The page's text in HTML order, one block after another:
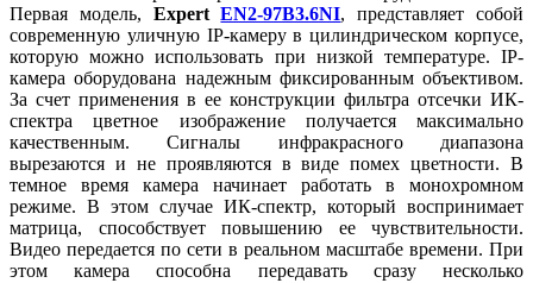
Первая модель, ExpertEN2-97B3.6NI, представляет собой
современную уличную IP-камеру в цилиндрическом корпусе,
которую можно использовать при низкой температуре. IP-
камера оборудована надежным фиксированным объективом.
За счет применения в ее конструкции фильтра отсечки ИК-
спектра цветное изображение получается максимально
качественным. Сигналы инфракрасного диапазона
вырезаются и не проявляются в виде помех цветности. В
темное время камера начинает работать в монохромном
режиме. В этом случае ИК-спектр, который воспринимает
матрица, способствует повышению ее чувствительности.
Видео передается по сети в реальном масштабе времени. При
этом камера способна передавать сразу несколько